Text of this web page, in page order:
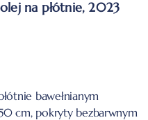
na płótnie, 2023
bawełnianym
cm, pokryty bezbarwnym